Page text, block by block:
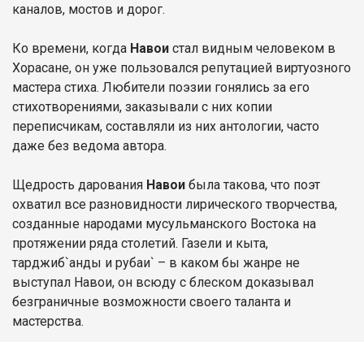
каналов, мостов и дорог.
Ко времени, когда Навои стал видным человеком в
Хорасане, он уже пользовался репутацией виртуозного
мастера стиха. Любители поэзии гонялись за его
стихотворениями, заказывали с них копии
переписчикам, составляли из них антологии, часто
даже без ведома автора.
Щедрость дарования Навои была такова, что поэт
охватил все разновидности лирического творчества,
созданные народами мусульманского Востока на
протяжении ряда столетий. Газели и кыта,
тарджиб`анды и рубаи` – в каком бы жанре не
выступал Навои, он всюду с блеском доказывал
безграничные возможности своего таланта и
мастерства.